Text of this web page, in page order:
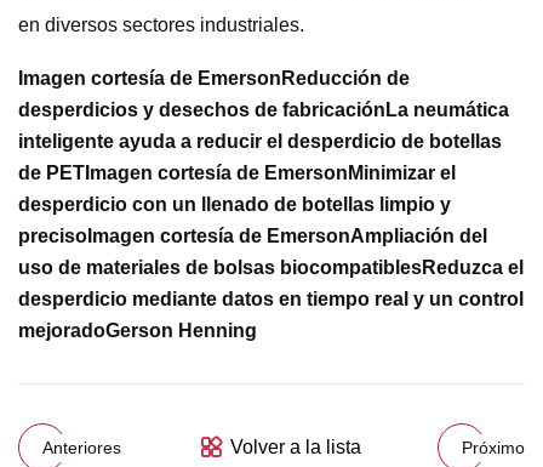
en diversos sectores industriales.
Imagen cortesía de Emerson Reducción de
desperdicios y desechos de fabricación La neumática
inteligente ayuda a reducir el desperdicio de botellas
de PET Imagen cortesía de Emerson Minimizar el
desperdicio con un llenado de botellas limpio y
preciso Imagen cortesía de EmersonAmpliación del
uso de materiales de bolsas biocompatiblesReduzca el
desperdicio mediante datos en tiempo real y un control
mejoradoGerson Henning
Anteriores Volver a la lista Próximo